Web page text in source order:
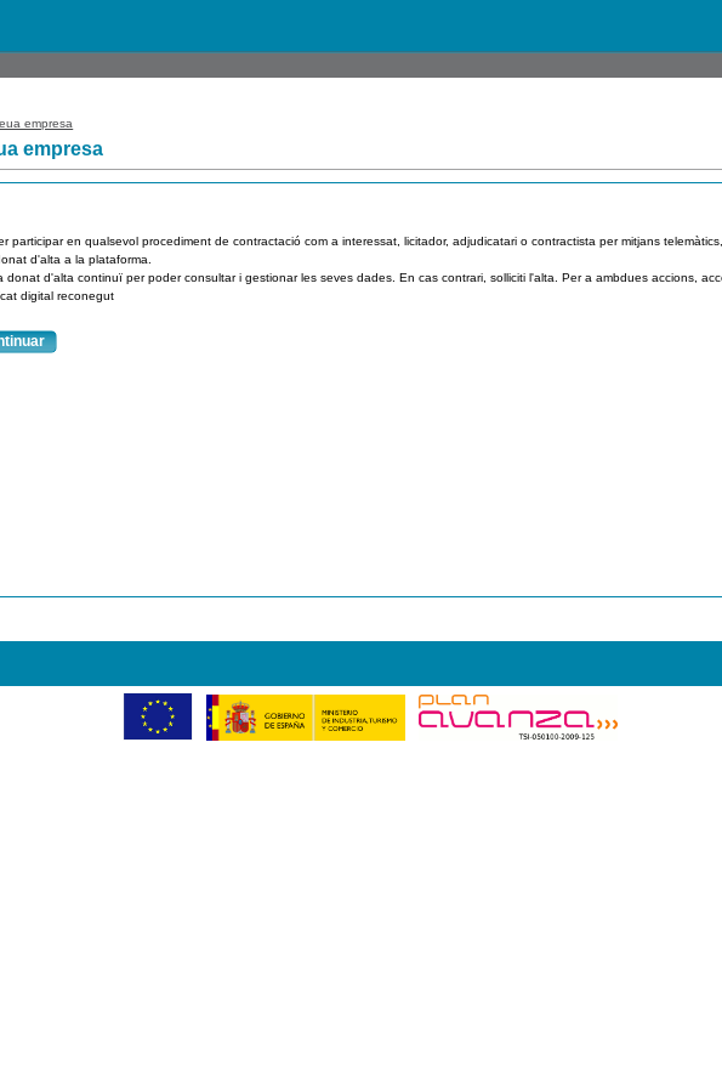
empresa
empresa
participar en qualsevol procediment de contractació com a interessat, licitador, adjudicatari o contractista per mitjans
d'alta a la plataforma.
donat d'alta continuï per poder consultar i gestionar les seves dades. En cas contrari, solliciti l'alta. Per a ambdues accions,
digital reconegut